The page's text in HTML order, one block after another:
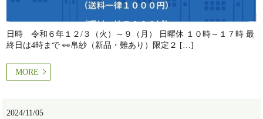
日時 令和６年１２/３（火）～９（月） 日曜休 １０時～１７時 最
終日は4時まで 👀帛紗（新品・難あり）限定２ […]
MORE
2024/11/05